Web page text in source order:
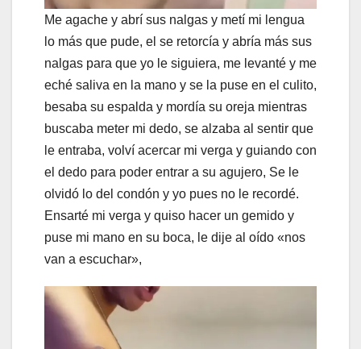
Me agache y abrí sus nalgas y metí mi lengua
lo más que pude, el se retorcía y abría más sus
nalgas para que yo le siguiera, me levanté y me
eché saliva en la mano y se la puse en el culito,
besaba su espalda y mordía su oreja mientras
buscaba meter mi dedo, se alzaba al sentir que
le entraba, volví acercar mi verga y guiando con
el dedo para poder entrar a su agujero, Se le
olvidó lo del condón y yo pues no le recordé.
Ensarté mi verga y quiso hacer un gemido y
puse mi mano en su boca, le dije al oído «nos
van a escuchar»,